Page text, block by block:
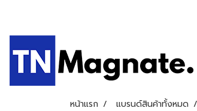
หน้าแรก แบรนด์สินค้าทั้งหมด